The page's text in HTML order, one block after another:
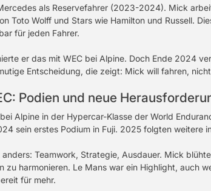
als Reservefahrer (2023-2024). Mick
Toto Wolff und Stars wie Hamilton und Russell.
für jeden Fahrer.
er das mit WEC bei Alpine. Doch Ende 2024
Entscheidung, die zeigt: Mick will fahren,
Podien und neue
Alpine in der Hypercar-Klasse der World
sein erstes Podium in Fuji. 2025 folgten weitere
Teamwork, Strategie, Ausdauer. Mick
zu harmonieren. Le Mans war ein Highlight, auch
für mehr.